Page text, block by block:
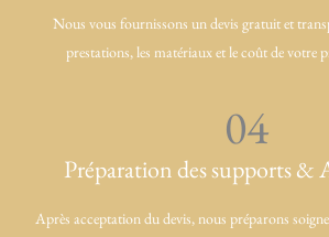
Nous vous fournissons un devis gratuit et
prestations, les matériaux et le coût de votre
04
Préparation des supports &
Après acceptation du devis, nous préparons